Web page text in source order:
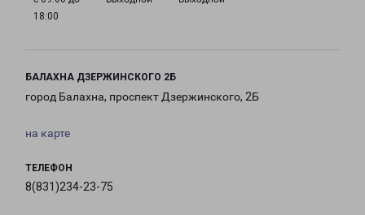
18:00
БАЛАХНА ДЗЕРЖИНСКОГО 2Б
город Балахна, проспект Дзержинского, 2Б
на карте
ТЕЛЕФОН
8(831)234-23-75